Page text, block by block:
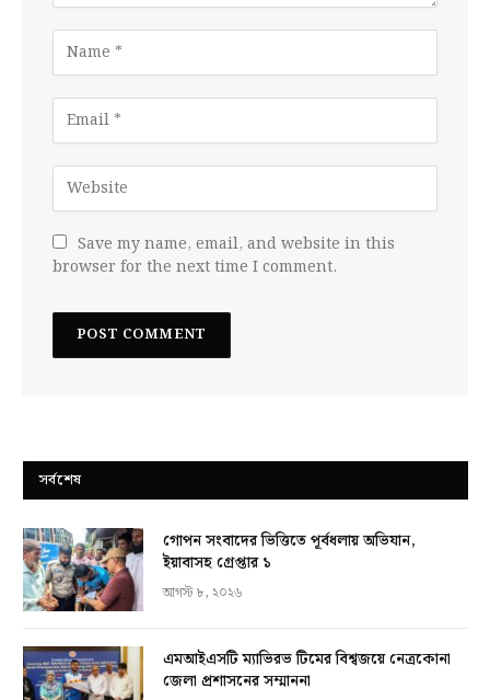
Save my name, email, and website in this
browser for the next time I comment.
সর্বশেষ
গোপন সংবাদের ভিত্তিতে পূর্বধলায় অভিযান,
ইয়াবাসহ গ্রেপ্তার ১
আগস্ট ৮, ২০২৬
এমআইএসটি ম্যাভিরভ টিমের বিশ্বজয়ে নেত্রকোনা
জেলা প্রশাসনের সম্মাননা